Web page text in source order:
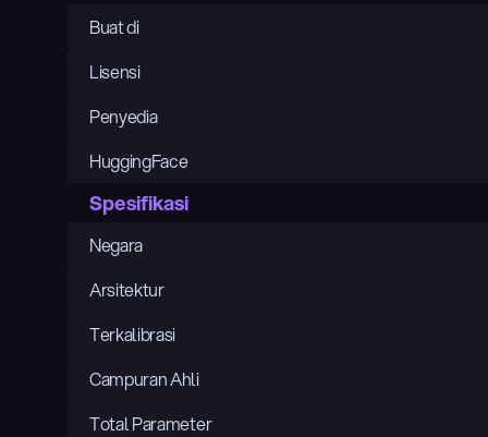
Buat di
Lisensi
Penyedia
HuggingFace
Spesifikasi
Negara
Arsitektur
Terkalibrasi
Campuran Ahli
Total Parameter